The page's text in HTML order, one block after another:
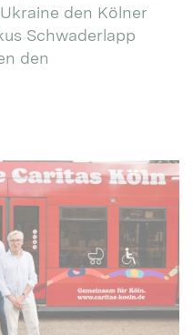
den Kölner
Schwaderlapp
den